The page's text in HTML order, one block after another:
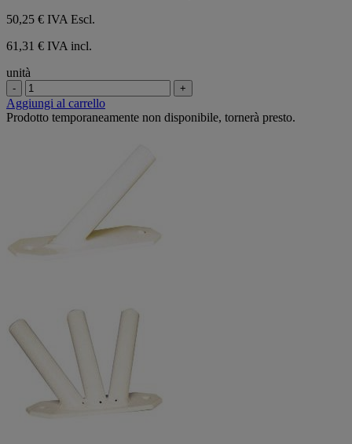
50,25 € IVA Escl.
61,31 € IVA incl.
unità
- +
Aggiungi al carrello
Prodotto temporaneamente non disponibile, tornerà presto.